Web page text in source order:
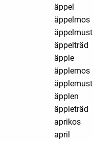
äppel
äppelmos
äppelmust
äppelträd
äpple
äpplemos
äpplemust
äpplen
äppleträd
aprikos
april